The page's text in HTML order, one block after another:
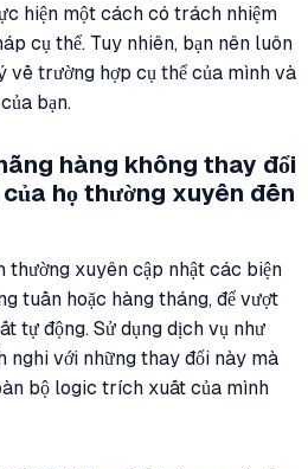
hiện một cách có trách nhiệm
cụ thể. Tuy nhiên, bạn nên luôn
trường hợp cụ thể của mình và
bạn.
hàng không thay đổi
họ thường xuyên đến
thường xuyên cập nhật các biện
tuần hoặc hàng tháng, để vượt
tự động. Sử dụng dịch vụ như
nghi với những thay đổi này mà
bộ logic trích xuất của mình